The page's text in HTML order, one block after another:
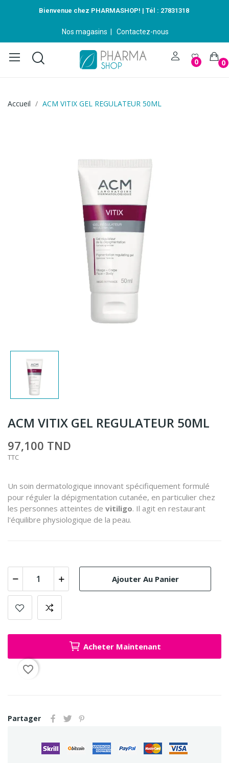
Bienvenue chez PHARMASHOP! | Tél : 27831318
Nos magasins Contactez-nous
0 0
Accueil ACM VITIX GEL REGULATEUR 50ML
ACM VITIX GEL REGULATEUR 50ML
97,100 TND
TTC
Un soin dermatologique innovant spécifiquement formulé
pour réguler la dépigmentation cutanée, en particulier chez
les personnes atteintes de vitiligo. Il agit en restaurant
l'équilibre physiologique de la peau.
Ajouter Au Panier
Acheter Maintenant
favorite_border
Partager